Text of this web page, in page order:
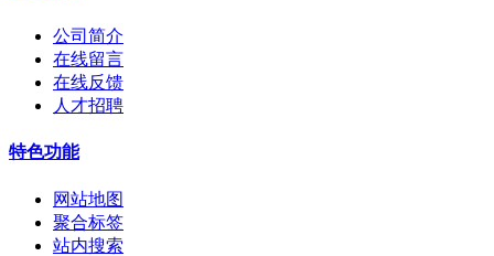
公司简介
在线留言
在线反馈
人才招聘
特色功能
网站地图
聚合标签
站内搜索